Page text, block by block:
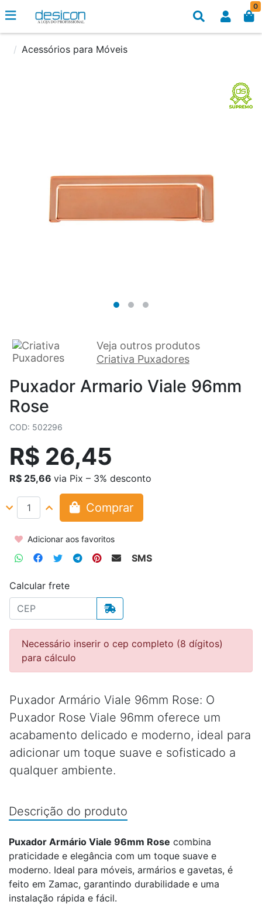
0
Acessórios para Móveis
Veja outros produtos
Criativa Puxadores
Puxador Armario Viale 96mm
Rose
COD: 502296
R$ 26,45
R$ 25,66 via Pix – 3% desconto
Comprar
Adicionar aos favoritos
SMS
Calcular frete
Necessário inserir o cep completo (8 dígitos)
para cálculo
Puxador Armário Viale 96mm Rose: O
Puxador Rose Viale 96mm oferece um
acabamento delicado e moderno, ideal para
adicionar um toque suave e sofisticado a
qualquer ambiente.
Descrição do produto
Puxador Armário Viale 96mm Rose combina
praticidade e elegância com um toque suave e
moderno. Ideal para móveis, armários e gavetas, é
feito em Zamac, garantindo durabilidade e uma
instalação rápida e fácil.